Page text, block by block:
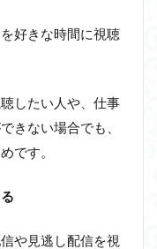
好きな時間に視聴
したい人や、仕事
きない場合でも、
です。
や見逃し配信を視